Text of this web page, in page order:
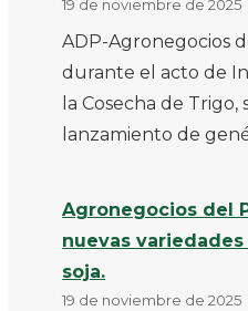
19 de noviembre de 2025
ADP-Agronegocios
durante el acto de
la Cosecha de
lanzamiento de
Agronegocios del
nuevas
soja.
19 de noviembre de 2025